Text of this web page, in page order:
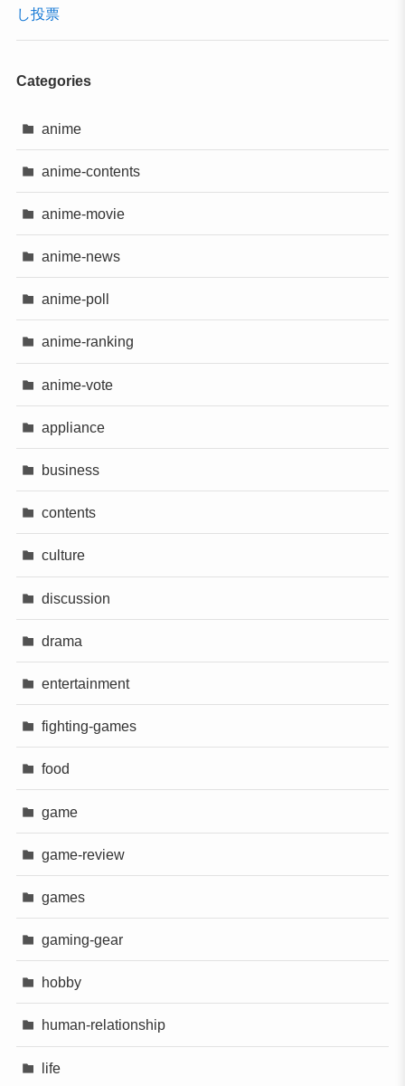
し投票
Categories
anime
anime-contents
anime-movie
anime-news
anime-poll
anime-ranking
anime-vote
appliance
business
contents
culture
discussion
drama
entertainment
fighting-games
food
game
game-review
games
gaming-gear
hobby
human-relationship
life